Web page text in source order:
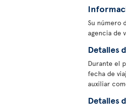
Su número
agencia de
Detalles
Durante el
fecha de
auxiliar
Detalles